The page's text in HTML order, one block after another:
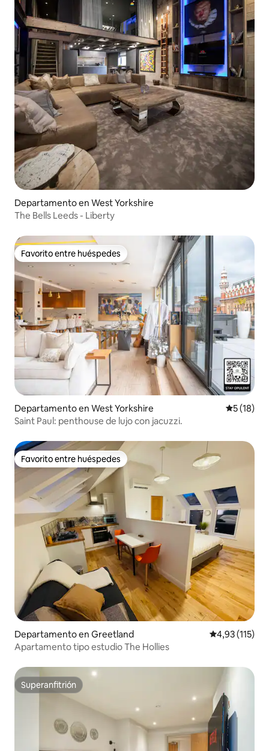
Departamento en West Yorkshire
The Bells Leeds - Liberty
Favorito entre huéspedes
Favorito entre huéspedes
Departamento en West Yorkshire
5 (18)
Saint Paul: penthouse de lujo con jacuzzi.
Favorito entre huéspedes
Favorito entre huéspedes
Departamento en Greetland Calificación
4,93 (115)
Apartamento tipo estudio The Hollies
Superanfitrión
Superanfitrión